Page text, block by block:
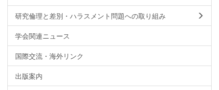
研究倫理と差別・ハラスメント問題への取り組み
学会関連ニュース
国際交流・海外リンク
出版案内